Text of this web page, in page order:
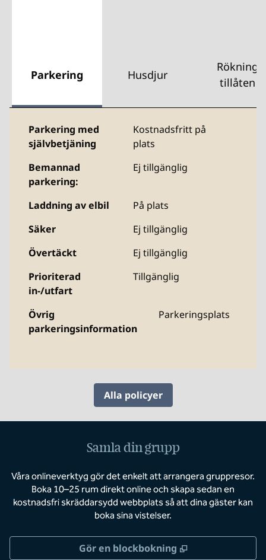
Parkering Husdjur
Rökning
tillåten
Parkering med
självbetjäning
Kostnadsfritt på
plats
Bemannad
parkering:
Ej tillgänglig
Laddning av elbil
På plats
Säker
Ej tillgänglig
Övertäckt
Ej tillgänglig
Prioriterad
in-/utfart
Tillgänglig
Övrig
parkeringsinformation
Parkeringsplats
Alla policyer
Samla din grupp
Våra onlineverktyg gör det enkelt att arrangera gruppresor.
Boka 10–25 rum direkt online och skapa sedan en
kostnadsfri skräddarsydd webbplats så att dina gäster kan
boka sina vistelser.
Gör en blockbokning ,